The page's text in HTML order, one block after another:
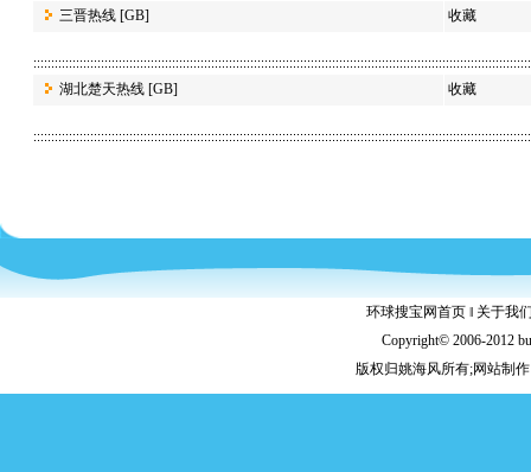
三晋热线 [GB] 收藏
湖北楚天热线 [GB] 收藏
环球搜宝网首页 ‖ 关于我
Copyright© 2006-2012
版权归姚海风所有;网站制作